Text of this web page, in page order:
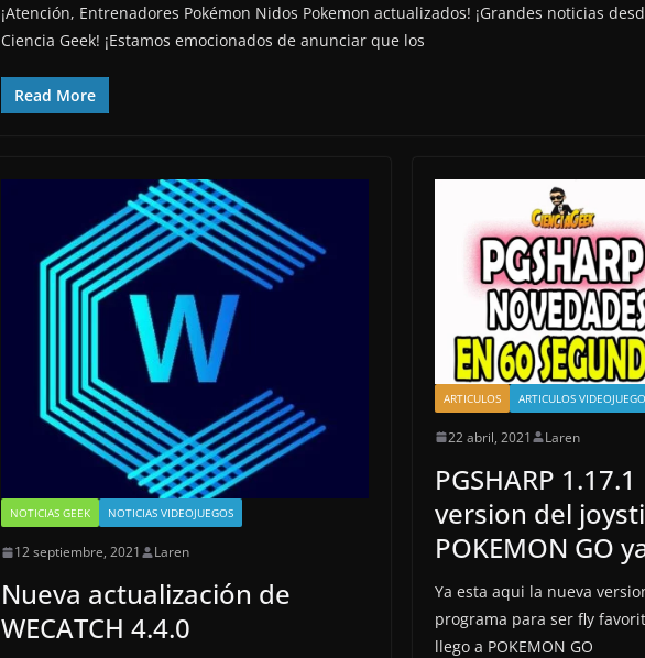
¡Atención, Entrenadores Pokémon Nidos Pokemon actualizados! ¡Grandes noticias
Ciencia Geek! ¡Estamos emocionados de anunciar que los
Read More
NOTICIAS GEEK NOTICIAS VIDEOJUEGOS
12 septiembre, 2021 Laren
Nueva actualización de
WECATCH 4.4.0
ARTICULOS ARTICULOS
22 abril, 2021 Laren
PGSHARP
version del
POKEMON GO
Ya esta aqui la nueva
programa para ser fly
llego a POKEMON GO